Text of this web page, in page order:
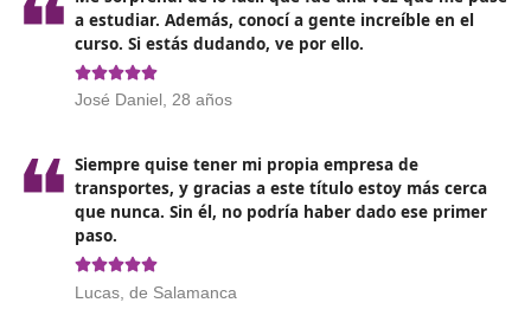
independientemente de la profesión a la que esté
relacionado.
- Título de Técnico Superior que certifique la
estudios de una formación profesional de grado
- Cualquier título que acredite haber completado
universitarios de grado o posgrado.